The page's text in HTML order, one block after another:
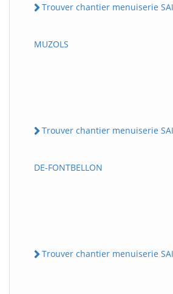
Trouver chantier menuiserie
MUZOLS
Trouver chantier menuiserie
DE-FONTBELLON
Trouver chantier menuiserie